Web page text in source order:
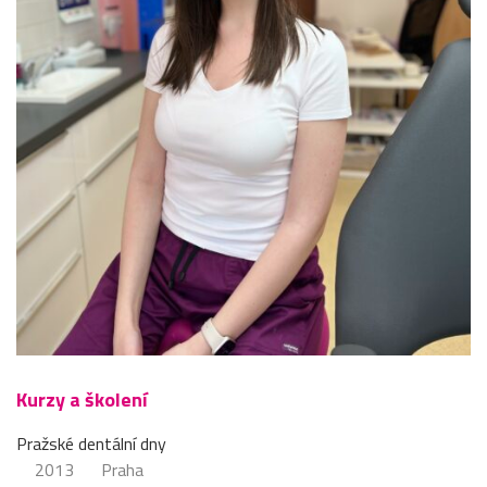
Kurzy a školení
Pražské dentální dny
2013
Praha